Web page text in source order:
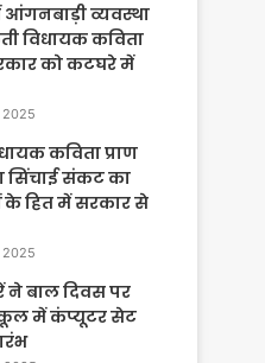
आंगनबाड़ी व्यवस्था
विधायक कविता
को कटघरे में
2025
कविता प्राण
सिंचाई संकट का
के हित में सरकार से
2025
ने बाल दिवस पर
में कंप्यूटर सेट